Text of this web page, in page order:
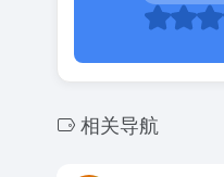
相关导航